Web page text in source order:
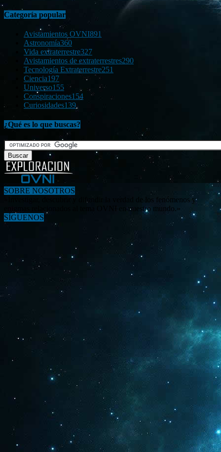
Categoría popular
Avistamientos OVNI891
Astronomía360
Vida extraterrestre327
Avistamientos de extraterrestres290
Tecnología Extraterrestre251
Ciencia197
Universo155
Conspiraciones154
Curiosidades139
¿Qué es lo que buscas?
SOBRE NOSOTROS
«Investigar, descubrir y difundir la verdad de los fenómenos y
enigmas relacionados al tema OVNI en nuestro mundo.»
SÍGUENOS